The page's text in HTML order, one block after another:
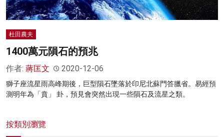
杜田農夫
1400萬元隕石的預兆
作者: 蔣匡文 2020-12-06
獅子座流星雨高峰期後，巨型隕石墜落於印尼北蘇門答臘省。易經預
測明年為「賁」 卦，預見會突然出現一些隕石及流星之類。
按類別瀏覽